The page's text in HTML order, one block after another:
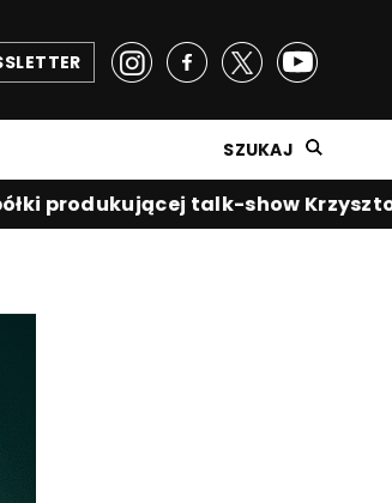
SZUKAJ
produkującej talk-show